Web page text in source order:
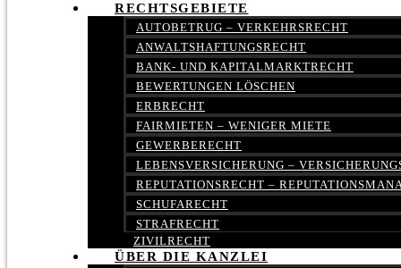
RECHTSGEBIETE
AUTOBETRUG – VERKEHRSRECHT
ANWALTSHAFTUNGSRECHT
BANK- UND KAPITALMARKTRECHT
BEWERTUNGEN LÖSCHEN
ERBRECHT
FAIRMIETEN – WENIGER MIETE
GEWERBERECHT
LEBENSVERSICHERUNG –
REPUTATIONSRECHT –
SCHUFARECHT
STRAFRECHT
ZIVILRECHT
ÜBER DIE KANZLEI